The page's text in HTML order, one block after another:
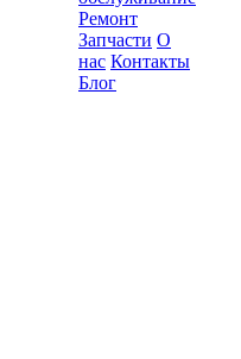
Ремонт
Запчасти О
нас Контакты
Блог